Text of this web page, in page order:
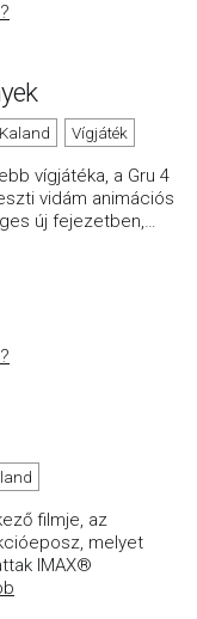
Kaland Vígjáték
vígjátéka, a Gru 4
vidám animációs
új fejezetben,…
filmje, az
melyet
IMAX®